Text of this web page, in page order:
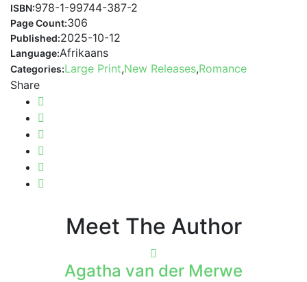
ISBN:978-1-99744-387-2
Page Count:306
Published:2025-10-12
Language:Afrikaans
Categories:Large Print,New Releases,Romance
Share
Meet The Author
Agatha van der Merwe